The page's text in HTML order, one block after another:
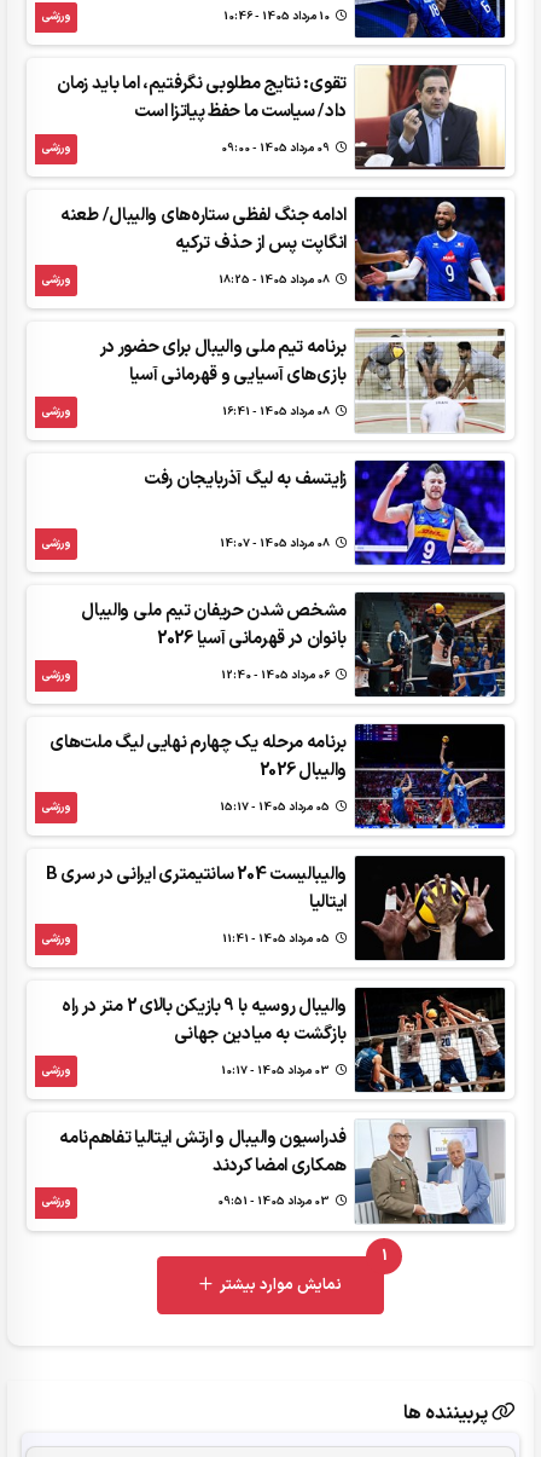
ورزشی
تقوی: نتایج مطلوبی نگرفتیم، اما باید زمان
داد/ سیاست ما حفظ پیاتزا است
ورزشی
ادامه جنگ لفظی ستاره‌های والیبال/ طعنه
انگاپت پس از حذف ترکیه
ورزشی
برنامه تیم ملی والیبال برای حضور در
بازی‌های آسیایی و قهرمانی آسیا
ورزشی
زایتسف به لیگ آذربایجان رفت
ورزشی
مشخص شدن حریفان تیم ملی والیبال
بانوان در قهرمانی آسیا 2026
ورزشی
برنامه مرحله یک چهارم نهایی لیگ ملت‌های
والیبال 2026
ورزشی
والیبالیست 204 سانتیمتری ایرانی در سری B
ایتالیا
ورزشی
والیبال روسیه با 9 بازیکن بالای 2 متر در راه
بازگشت به میادین جهانی
ورزشی
فدراسیون والیبال و ارتش ایتالیا تفاهم‌نامه
همکاری امضا کردند
ورزشی
1
UNREAD MESSAGES
نمایش موارد بیشتر
پربیننده ها